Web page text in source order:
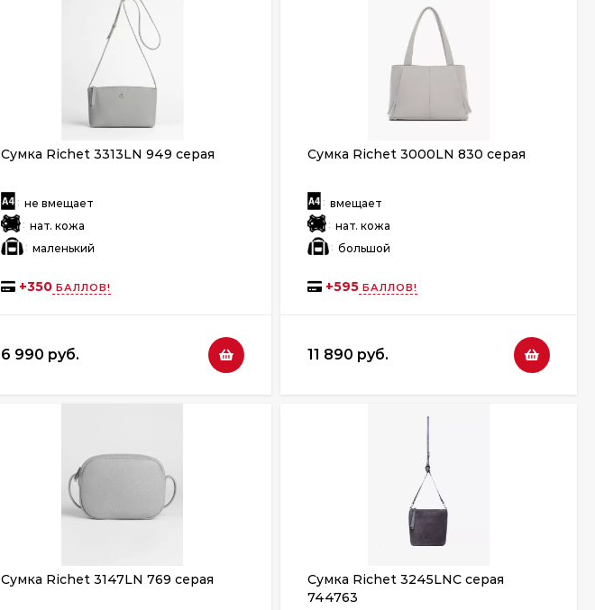
Сумка Richet 3313LN 949 серая
: не вмещает
: нат. кожа
: маленький
+350 БАЛЛОВ!
6 990 руб.
Сумка Richet 3000LN 830 серая
: вмещает
: нат. кожа
: большой
+595БАЛЛОВ!
11 890 руб.
Сумка Richet 3147LN 769 серая
Сумка Richet 3245LNC серая
744763